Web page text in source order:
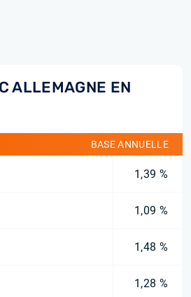
ALLEMAGNE EN
BASE ANNUELLE
1,39 %
1,09 %
1,48 %
1,28 %